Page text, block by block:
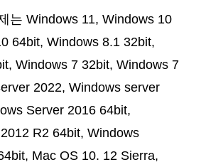
는 Windows 11, Windows 10
64bit, Windows 8.1 32bit,
Windows 7 32bit, Windows 7
2022, Windows server
Server 2016 64bit,
R2 64bit, Windows
Mac OS 10. 12 Sierra,